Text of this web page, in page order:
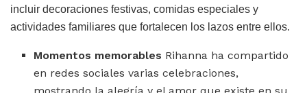
incluir decoraciones festivas, comidas especiales y
actividades familiares que fortalecen los lazos entre ellos.
Momentos memorables Rihanna ha compartido
en redes sociales varias celebraciones,